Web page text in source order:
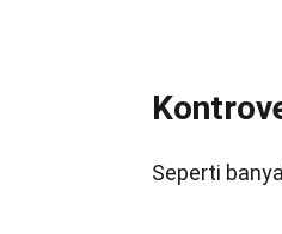
Seperti